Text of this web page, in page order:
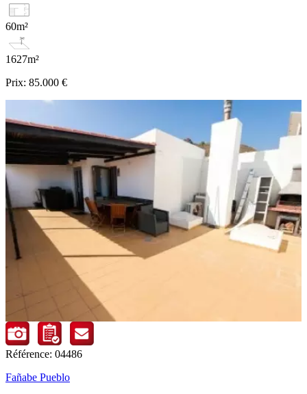
60m²
1627m²
Prix: 85.000 €
Référence: 04486
Fañabe Pueblo